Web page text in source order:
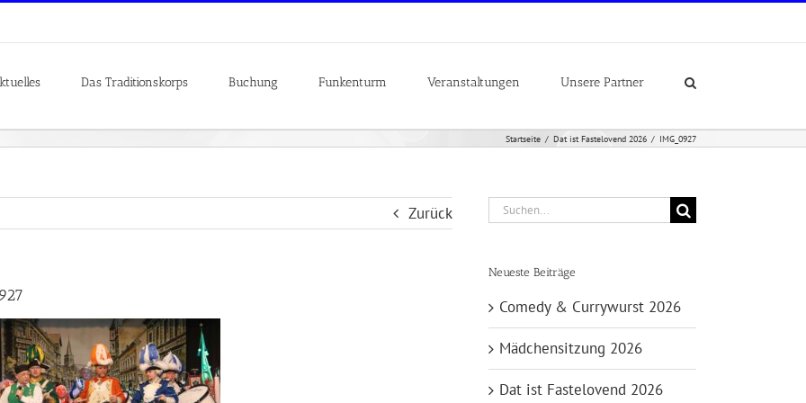
Das Traditionskorps Buchung Funkenturm Veranstaltungen Unsere Partner
Startseite Dat ist Fastelovend 2026 IMG_0927
Zurück
Suche
nach:
Neueste Beiträge
Comedy & Currywurst 2026
Mädchensitzung 2026
Dat ist Fastelovend 2026